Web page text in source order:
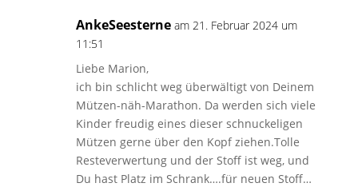
AnkeSeesterne am 21. Februar 2024 um
11:51
Liebe Marion,
ich bin schlicht weg überwältigt von Deinem
Mützen-näh-Marathon. Da werden sich viele
Kinder freudig eines dieser schnuckeligen
Mützen gerne über den Kopf ziehen.Tolle
Resteverwertung und der Stoff ist weg, und
Du hast Platz im Schrank….für neuen Stoff…